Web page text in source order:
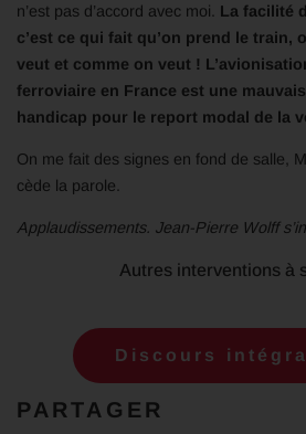
n’est pas d’accord avec moi. La facilité
c’est ce qui fait qu’on prend le train,
veut et comme on veut !
ferroviaire en France est une
handicap pour le report modal de la
On me fait des signes en fond de salle,
cède la parole.
Applaudissements. Jean-Pierre Wolff
Autres interventions à
Discours
PARTAGER